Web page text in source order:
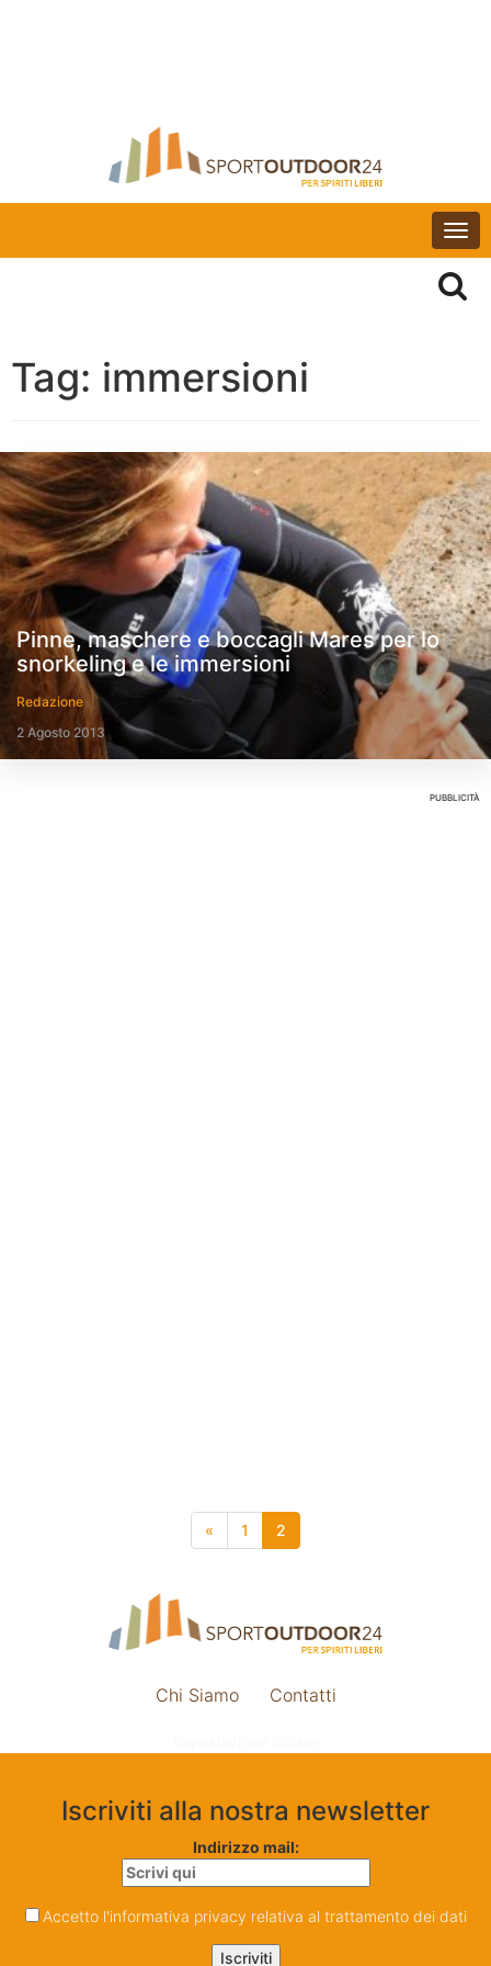
Tag: immersioni
Pinne, maschere e boccagli Mares per lo
snorkeling e le immersioni
Redazione
2 Agosto 2013
PUBBLICITÀ
« 1 2
Chi Siamo Contatti
Iscriviti alla nostra newsletter
Indirizzo mail:
Accetto l'informativa privacy relativa al trattamento dei dati